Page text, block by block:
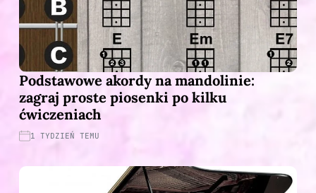
Podstawowe akordy na mandolinie:
zagraj proste piosenki po kilku
ćwiczeniach
1 TYDZIEŃ TEMU